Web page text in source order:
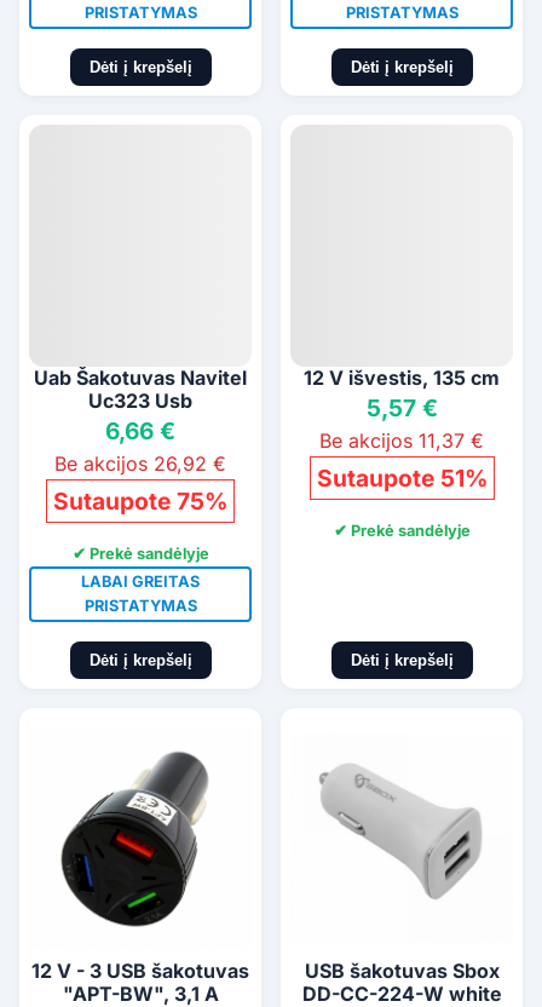
PRISTATYMAS
Dėti į krepšelį
PRISTATYMAS
Dėti į krepšelį
Uab Šakotuvas Navitel
Uc323 Usb
6,66 €
Be akcijos 26,92 €
Sutaupote 75%
✔ Prekė sandėlyje
LABAI GREITAS
PRISTATYMAS
Dėti į krepšelį
12 V išvestis, 135 cm
5,57 €
Be akcijos 11,37 €
Sutaupote 51%
✔ Prekė sandėlyje
Dėti į krepšelį
12 V - 3 USB šakotuvas
"APT-BW", 3,1 A
USB šakotuvas Sbox
DD-CC-224-W white